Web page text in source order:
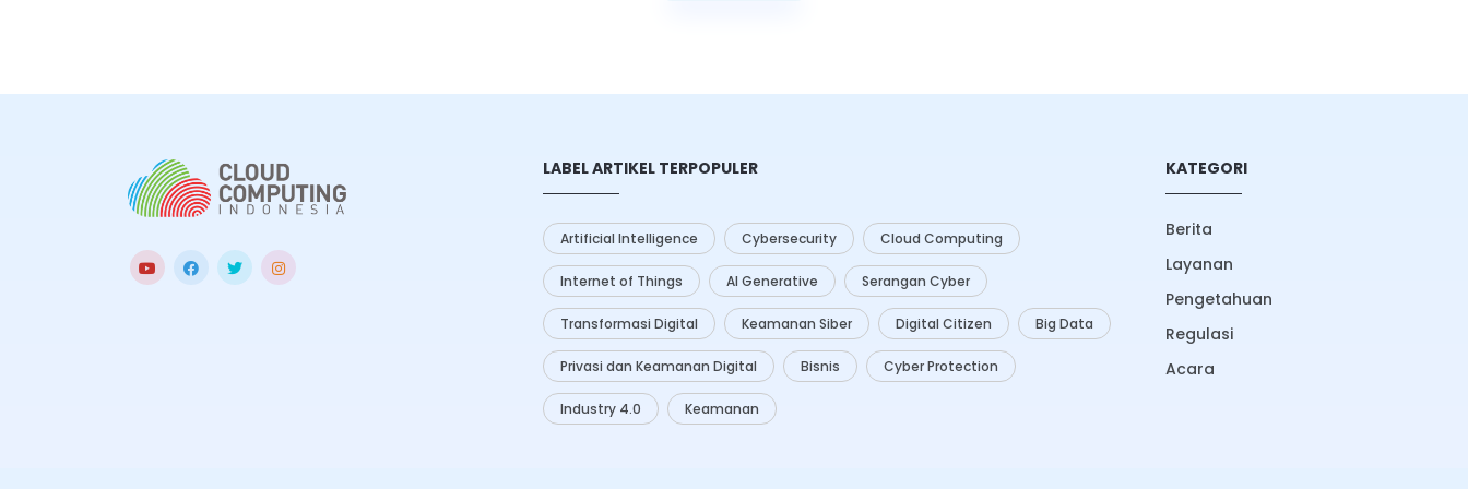
LABEL ARTIKEL TERPOPULER
Artificial Intelligence Cybersecurity Cloud Computing
Internet of Things AI Generative Serangan Cyber
Transformasi Digital Keamanan Siber Digital Citizen Big Data
Privasi dan Keamanan Digital Bisnis Cyber Protection
Industry 4.0 Keamanan
KATEGORI
Berita
Layanan
Pengetahuan
Regulasi
Acara